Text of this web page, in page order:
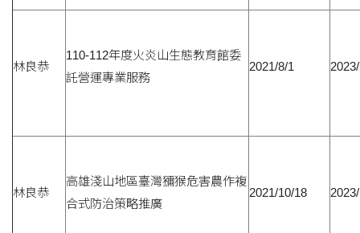
林良恭
110-112年度火炎山生態教育館委
託營運專業服務
2021/8/1
林良恭
高雄淺山地區臺灣獼猴危害農作複
合式防治策略推廣
2021/10/18